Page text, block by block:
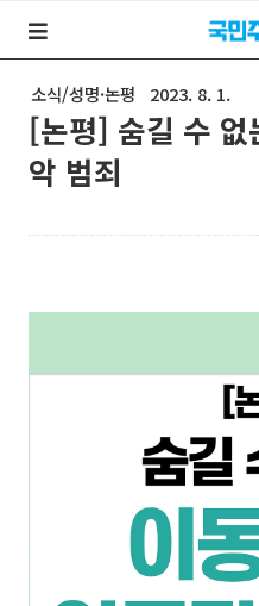
소식/성명·논평 2023. 8. 1.
[논평] 숨길 수 없
악 범죄